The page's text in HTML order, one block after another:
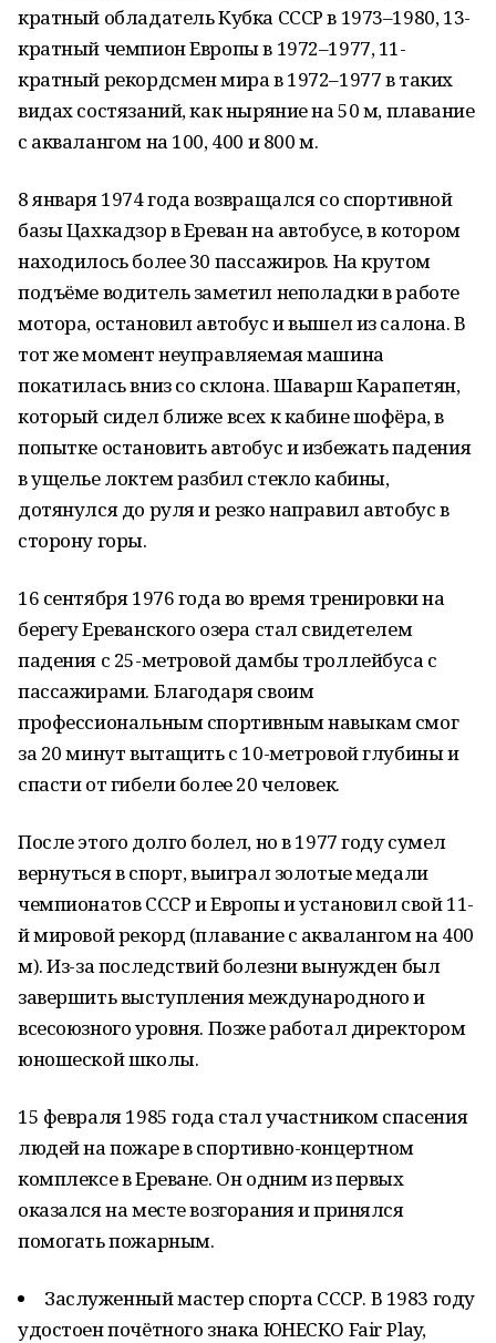
кратный обладатель Кубка СССРв 1973–1980, 13-
кратный чемпион Европы в 1972–1977, 11-
кратный рекордсмен мира в 1972–1977 в таких
видах состязаний, как ныряние на 50 м, плавание
с аквалангом на 100, 400 и 800 м.
8 января 1974 года возвращался со спортивной
базы Цахкадзор в Ереван на автобусе, в котором
находилось более 30 пассажиров. На крутом
подъёме водитель заметил неполадки в работе
мотора, остановил автобус и вышел из салона. В
тот же момент неуправляемая машина
покатилась вниз со склона. Шаварш Карапетян,
который сидел ближе всех к кабине шофёра, в
попытке остановить автобус и избежать падения
в ущелье локтем разбил стекло кабины,
дотянулся до руля и резко направил автобус в
сторону горы.
16 сентября 1976 года во время тренировки на
берегу Ереванского озера стал свидетелем
падения с 25-метровой дамбы троллейбуса с
пассажирами. Благодаря своим
профессиональным спортивным навыкам смог
за 20 минут вытащить с 10-метровой глубины и
спасти от гибели более 20 человек.
После этого долго болел, но в 1977 году сумел
вернуться в спорт, выиграл золотые медали
чемпионатовСССРи Европы и установил свой 11-
й мировой рекорд (плавание с аквалангом на 400
м). Из-за последствий болезни вынужден был
завершить выступления международного и
всесоюзного уровня. Позже работал директором
юношеской школы.
15 февраля 1985 года стал участником спасения
людей на пожаре в спортивно-концертном
комплексе в Ереване. Он одним из первых
оказался на месте возгорания и принялся
помогать пожарным.
Заслуженный мастер спорта СССР. В 1983 году
удостоен почётного знака ЮНЕСКО Fair Play,